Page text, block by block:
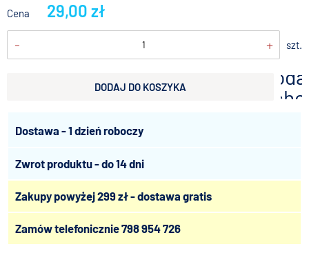
Cena 29,00 zł
- + szt.
DODAJ DO KOSZYKA
Dostawa - 1 dzień roboczy
Zwrot produktu - do 14 dni
Zakupy powyżej 299 zł - dostawa gratis
Zamów telefonicznie798 954 726